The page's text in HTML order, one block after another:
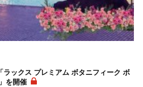
ラックス プレミアム ボタニフィーク ボ
を開催